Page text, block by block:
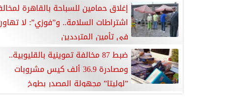
إغلاق حمامين للسباحة بالقاهرة
اشتراطات السلامة.. و”فوزي”: لا
في تأمين المترددين
ضبط 87 مخالفة تموينية بالقليوبية..
ومصادرة 36.9 ألف كيس مشروبات
”لوليتا” مجهولة المصدر بطوخ